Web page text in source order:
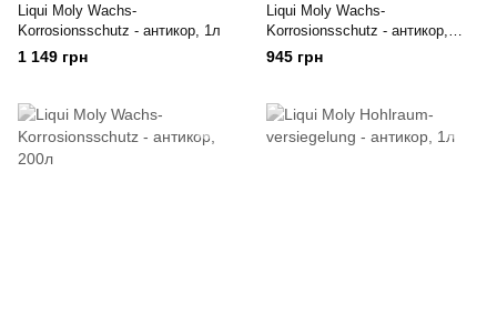
Liqui Moly Wachs-
Korrosionsschutz - антикор, 1л
1 149 грн
Liqui Moly Wachs-
Korrosionsschutz - антикор,
500мл
945 грн